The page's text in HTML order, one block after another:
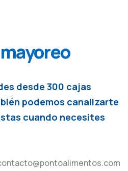
desde 300 cajas
podemos canalizarte
cuando necesites